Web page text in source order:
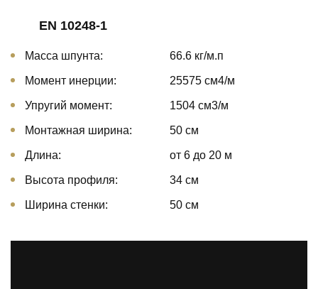
EN 10248-1
Масса шпунта: 66.6 кг/м.п
Момент инерции: 25575 cм4/м
Упругий момент: 1504 cм3/м
Монтажная ширина: 50 см
Длина: от 6 до 20 м
Высота профиля: 34 см
Ширина стенки: 50 см